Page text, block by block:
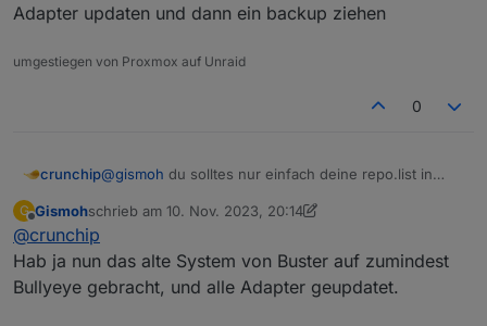
Adapter updaten und dann ein backup ziehen
umgestiegen von Proxmox auf Unraid
0
crunchip@gismoh du solltes nur einfach deine repo.list in
update/upgrade machen kannst, des weiteren deine
G Gismohschrieb am 10. Nov. 2023, 20:14
zuletzt editiert von Gismoh11. Okt. 2023, 21:15
@crunchip
Hab ja nun das alte System von Buster auf zumindest
Bullyeye gebracht, und alle Adapter geupdatet.